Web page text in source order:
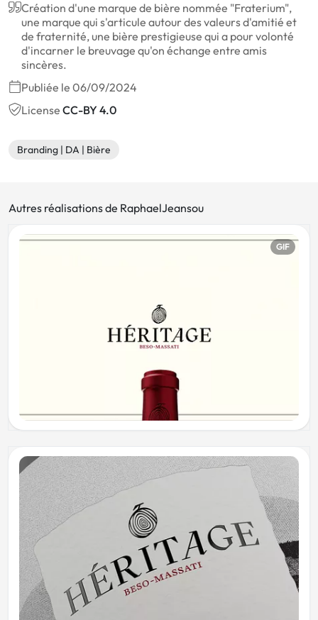
Création d'une marque de bière nommée "Fraterium",
une marque qui s'articule autour des valeurs d'amitié et
de fraternité, une bière prestigieuse qui a pour volonté
d'incarner le breuvage qu'on échange entre amis
sincères.
Publiée le 06/09/2024
License CC-BY 4.0
Branding | DA | Bière
Autres réalisations de RaphaelJeansou
GIF